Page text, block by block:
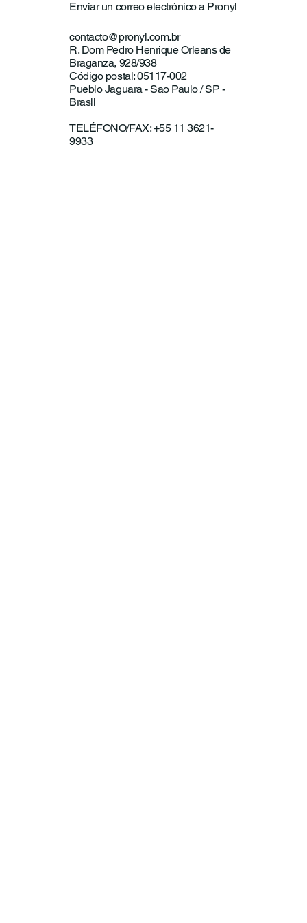
Enviar un correo electrónico a Pronyl
contacto@pronyl.com.br
R. Dom Pedro Henrique Orleans de
Braganza, 928/938
Código postal: 05117-002
Pueblo Jaguara - Sao Paulo / SP -
Brasil
TELÉFONO/FAX: +55 11 3621-
9933